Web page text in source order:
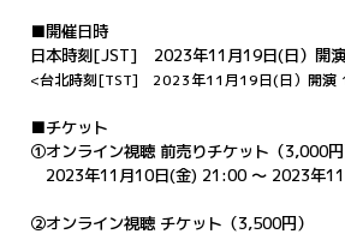
■開催日時
日本時刻[JST] 2023年11月19日(日）開
<台北時刻[TST] 2023年11月19日(日）開
■チケット
①オンライン視聴 前売りチケット（3,000円
2023年11月10日(金) 21:00 〜 2023年
②オンライン視聴 チケット（3,500円）